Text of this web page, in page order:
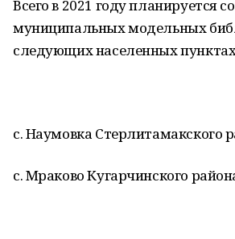
Всего в 2021 году планируется
муниципальных модельных
следующих населенных
с. Наумовка Стерлитамакского
с. Мраково Кугарчинского